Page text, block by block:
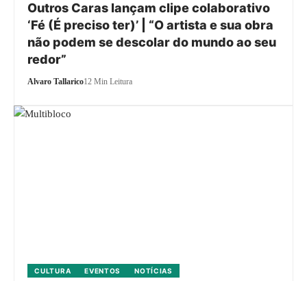
Outros Caras lançam clipe colaborativo
‘Fé (É preciso ter)’ | “O artista e sua obra
não podem se descolar do mundo ao seu
redor”
Alvaro Tallarico12 Min Leitura
CULTURA EVENTOS NOTÍCIAS